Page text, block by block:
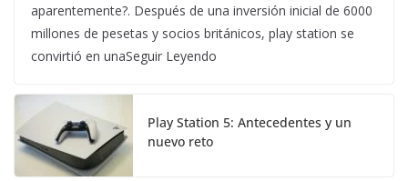
aparentemente?. Después de una inversión inicial de 6000
millones de pesetas y socios británicos, play station se
convirtió en unaSeguir Leyendo
Play Station 5: Antecedentes y un
nuevo reto